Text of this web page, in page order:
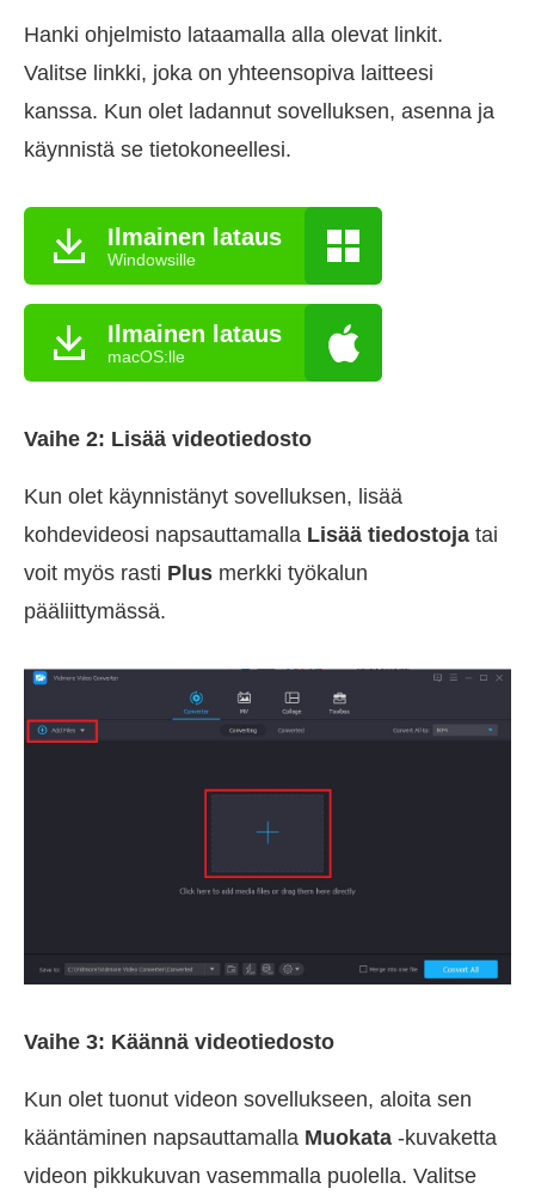
Hanki ohjelmisto lataamalla alla olevat linkit.
Valitse linkki, joka on yhteensopiva laitteesi
kanssa. Kun olet ladannut sovelluksen, asenna ja
käynnistä se tietokoneellesi.
Ilmainen lataus
Windowsille
Ilmainen lataus
macOS:lle
Vaihe 2: Lisää videotiedosto
Kun olet käynnistänyt sovelluksen, lisää
kohdevideosi napsauttamalla Lisää tiedostoja tai
voit myös rasti Plus merkki työkalun
pääliittymässä.
Vaihe 3: Käännä videotiedosto
Kun olet tuonut videon sovellukseen, aloita sen
kääntäminen napsauttamalla Muokata -kuvaketta
videon pikkukuvan vasemmalla puolella. Valitse